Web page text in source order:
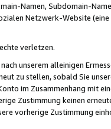
Namen, Subdomain-
Netzwerk-Website
verletzen.
unserem alleinigen
zu stellen, sobald Sie
im Zusammenhang mit
Zustimmung keinen
vorherige Zustimmung